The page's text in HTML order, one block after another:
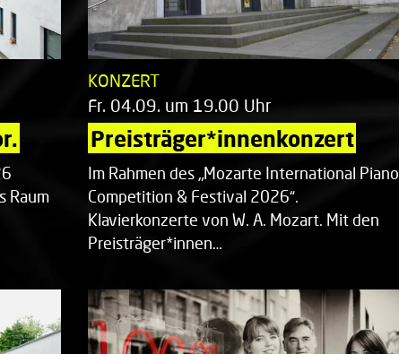
Raum
KONZERT
Fr. 04.09. um 19.00 Uhr
Preisträger*innenkonzert
Im Rahmen des „Mozarte International Piano
Competition & Festival 2026“.
Klavierkonzerte von W. A. Mozart. Mit den
Preisträger*innen…